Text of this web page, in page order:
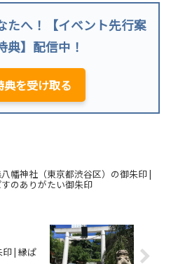
たへ！【イベント先行案
典】配信中！
典を受け取る
幡神社（東京都渋谷区）の御朱印 |
のありがたい御朱印
| 縁ぱ